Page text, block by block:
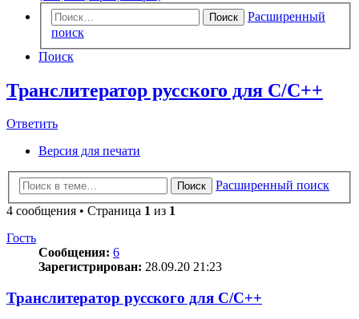
Поиск
Расширенный
поиск
Поиск
Транслитератор русского для С/С++
Ответить
Версия для печати
Поиск
Расширенный поиск
4 сообщения • Страница 1 из 1
Гость
Сообщения: 6
Зарегистрирован: 28.09.20 21:23
Транслитератор русского для С/С++